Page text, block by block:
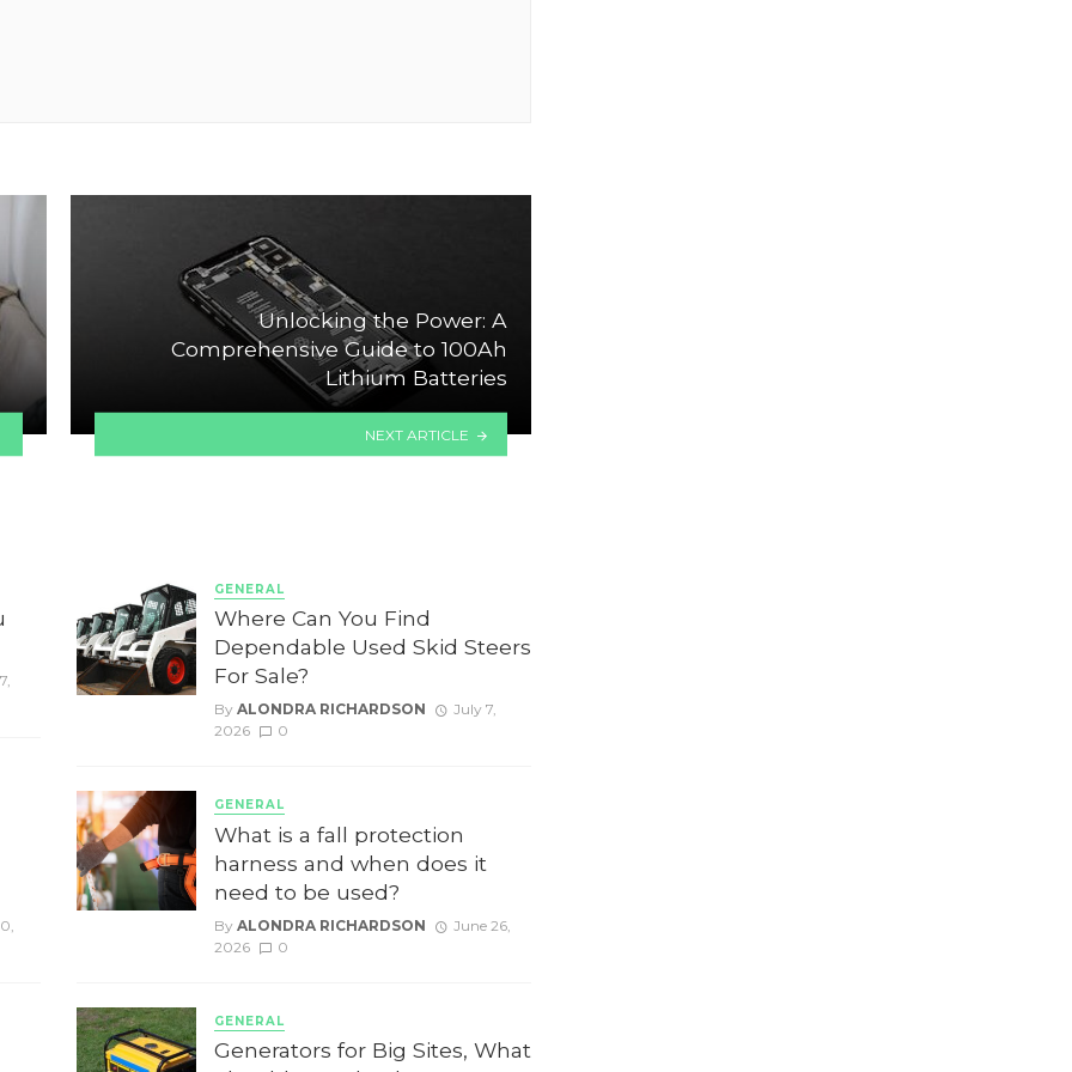
Unlocking the Power: A
Comprehensive Guide to 100Ah
Lithium Batteries
NEXT ARTICLE
GENERAL
Where Can You Find
Dependable Used Skid Steers
For Sale?
By ALONDRA RICHARDSON
July 7,
2026
0
GENERAL
What is a fall protection
harness and when does it
need to be used?
By ALONDRA RICHARDSON
June 26,
2026
0
GENERAL
Generators for Big Sites, What